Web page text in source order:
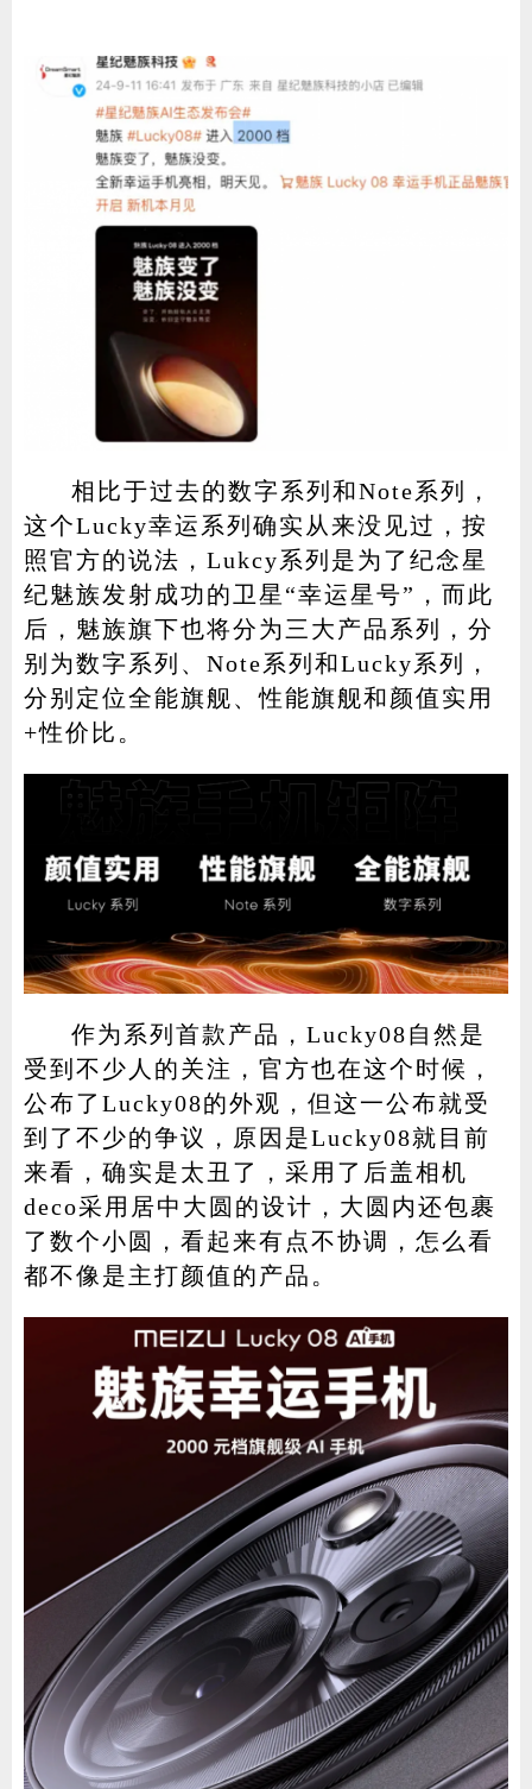
相比于过去的数字系列和Note系列，
这个Lucky幸运系列确实从来没见过，按
照官方的说法，Lukcy系列是为了纪念星
纪魅族发射成功的卫星“幸运星号”，而此
后，魅族旗下也将分为三大产品系列，分
别为数字系列、Note系列和Lucky系列，
分别定位全能旗舰、性能旗舰和颜值实用
+性价比。
作为系列首款产品，Lucky08自然是
受到不少人的关注，官方也在这个时候，
公布了Lucky08的外观，但这一公布就受
到了不少的争议，原因是Lucky08就目前
来看，确实是太丑了，采用了后盖相机
deco采用居中大圆的设计，大圆内还包裹
了数个小圆，看起来有点不协调，怎么看
都不像是主打颜值的产品。